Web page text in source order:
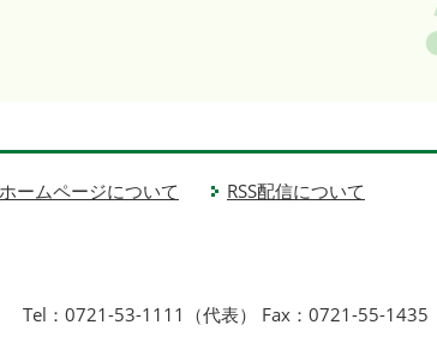
ームページについて RSS配信について
Tel：0721-53-1111（代表） Fax：0721-55-1435